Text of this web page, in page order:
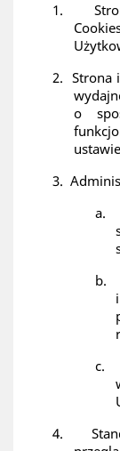
1.
2. Strona
o
3.
a.
b.
c.
4.